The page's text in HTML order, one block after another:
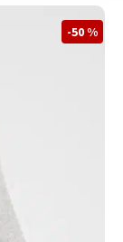
-50 %